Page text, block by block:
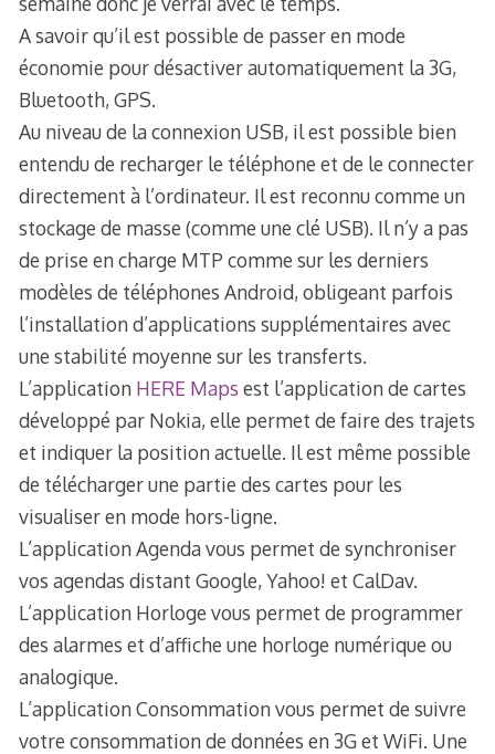
A savoir qu’il est possible de passer en mode
économie pour désactiver automatiquement la 3G,
Bluetooth, GPS.
Au niveau de la connexion USB, il est possible bien
entendu de recharger le téléphone et de le connecter
directement à l’ordinateur. Il est reconnu comme un
stockage de masse (comme une clé USB). Il n’y a pas
de prise en charge MTP comme sur les derniers
modèles de téléphones Android, obligeant parfois
l’installation d’applications supplémentaires avec
une stabilité moyenne sur les transferts.
L’application HERE Maps est l’application de cartes
développé par Nokia, elle permet de faire des trajets
et indiquer la position actuelle. Il est même possible
de télécharger une partie des cartes pour les
visualiser en mode hors-ligne.
L’application Agenda vous permet de synchroniser
vos agendas distant Google, Yahoo! et CalDav.
L’application Horloge vous permet de programmer
des alarmes et d’affiche une horloge numérique ou
analogique.
L’application Consommation vous permet de suivre
votre consommation de données en 3G et WiFi. Une